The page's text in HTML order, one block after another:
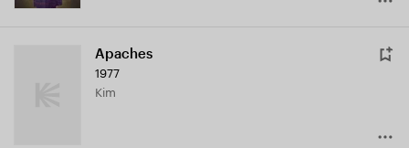
Apaches
1977
Kim